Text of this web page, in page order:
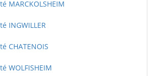
MARCKOLSHEIM
INGWILLER
CHATENOIS
WOLFISHEIM